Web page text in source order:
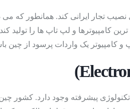
لوازم جانبی آن(Lights And Related Accessories)
تجار ایرانی کند. همانطور که می
کامپیوترها و لپ تاپ ها را
کامپیوتر یک واردات پرسود از چین
تکنولوژی پیشرفته وجود دارد. کشور